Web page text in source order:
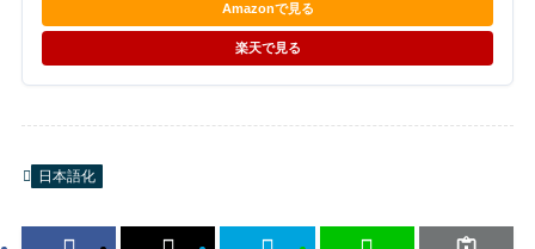
Amazonで見る
楽天で見る
日本語化